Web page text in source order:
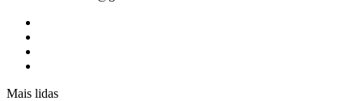
Mais lidas